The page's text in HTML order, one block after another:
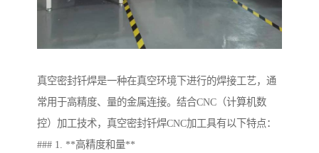
真空密封钎焊是一种在真空环境下进行的焊接工艺，通
常用于高精度、量的金属连接。结合CNC（计算机数
控）加工技术，真空密封钎焊CNC加工具有以下特点：
### 1. **高精度和量**